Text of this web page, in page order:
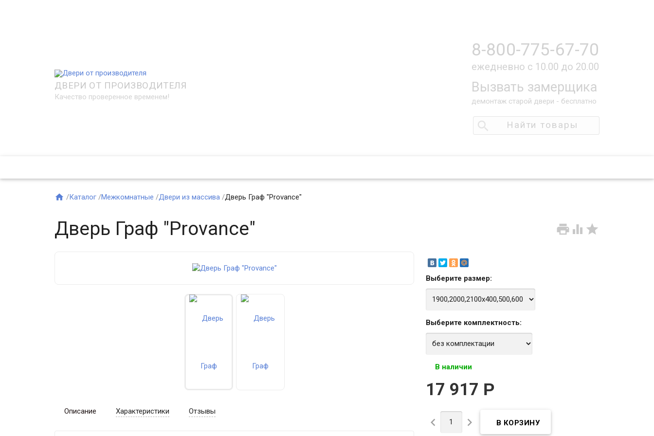
ДВЕРИ ОТ ПРОИЗВОДИТЕЛЯ
Качество проверенное временем!
8-800-775-67-70
ежедневно с 10.00 до 20.00
Вызвать замерщика
демонтаж старой двери - бесплатно

 /Каталог /Межкомнатные /Двери из массива /Дверь Граф "Provance"
  
Дверь Граф "Provance"
Выберите размер:
Выберите комплектность:
В наличии
17 917 Р
 
Описание Характеристики Отзывы